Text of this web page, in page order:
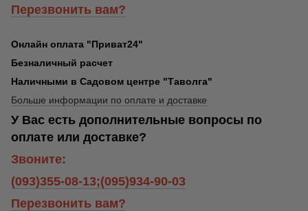
Перезвонить вам?
Онлайн оплата "Приват24"
Безналичный расчет
Наличными в Садовом центре "Таволга"
Больше информации по оплате и доставке
У Вас есть дополнительные вопросы по
оплате или доставке?
Звоните:
(093)355-08-13;(095)934-90-03
Перезвонить вам?